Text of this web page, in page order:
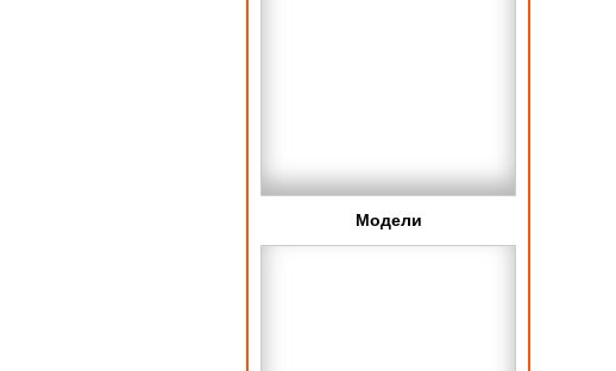
Модели